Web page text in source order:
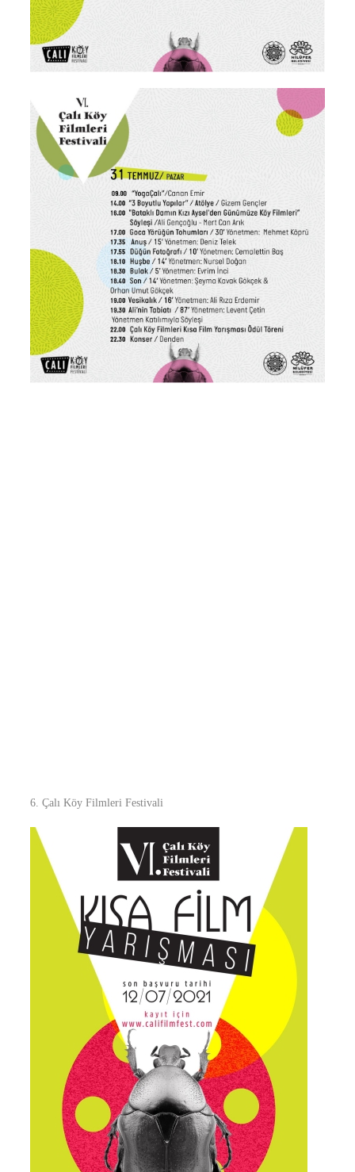
6. Çalı Köy Filmleri Festivali